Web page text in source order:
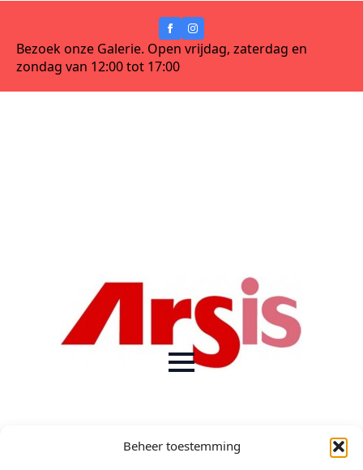
Beheer toestemming
Bezoek onze Galerie. Open vrijdag, zaterdag en
zondag van 12:00 tot 17:00